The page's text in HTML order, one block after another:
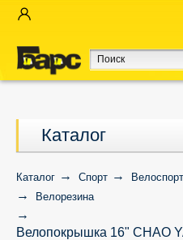
Каталог
Каталог Спорт Велоспорт
Велорезина
Велопокрышка 16" CHAO